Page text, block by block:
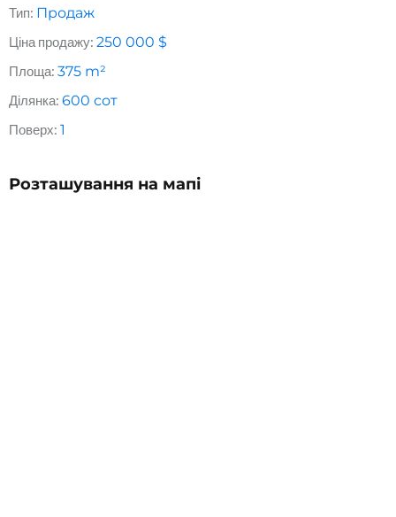
Тип: Продаж
Ціна продажу: 250 000 $
Площа: 375 m²
Ділянка: 600 сот
Поверх: 1
Розташування на мапі